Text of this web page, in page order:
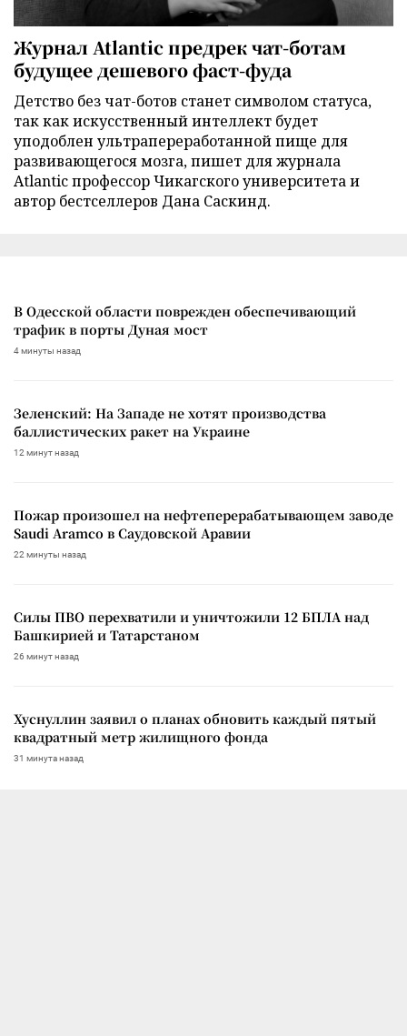
Журнал Atlantic предрек чат-ботам
будущее дешевого фаст-фуда
Детство без чат-ботов станет символом статуса,
так как искусственный интеллект будет
уподоблен ультрапереработанной пище для
развивающегося мозга, пишет для журнала
Atlantic профессор Чикагского университета и
автор бестселлеров Дана Саскинд.
В Одесской области поврежден обеспечивающий
трафик в порты Дуная мост
4 минуты назад
Зеленский: На Западе не хотят производства
баллистических ракет на Украине
12 минут назад
Пожар произошел на нефтеперерабатывающем заводе
Saudi Aramco в Саудовской Аравии
22 минуты назад
Силы ПВО перехватили и уничтожили 12 БПЛА над
Башкирией и Татарстаном
26 минут назад
Хуснуллин заявил о планах обновить каждый пятый
квадратный метр жилищного фонда
31 минута назад